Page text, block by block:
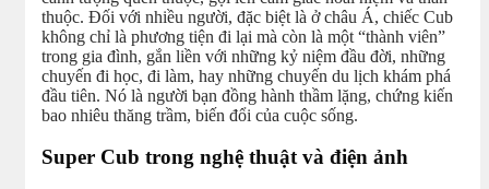
thuộc. Đối với nhiều người, đặc biệt là ở châu Á, chiếc Cub
không chỉ là phương tiện đi lại mà còn là một “thành viên”
trong gia đình, gắn liền với những kỷ niệm đầu đời, những
chuyến đi học, đi làm, hay những chuyến du lịch khám phá
đầu tiên. Nó là người bạn đồng hành thầm lặng, chứng kiến
bao nhiêu thăng trầm, biến đổi của cuộc sống.
Super Cub trong nghệ thuật và điện ảnh